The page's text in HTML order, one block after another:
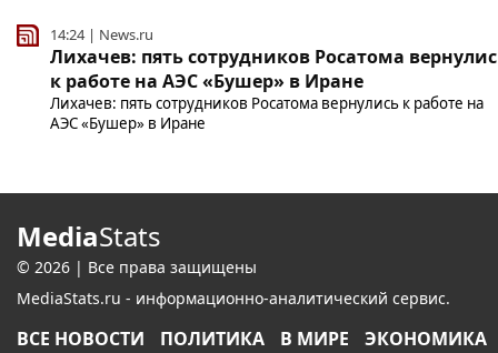
14:24 | News.ru
Лихачев: пять сотрудников Росатома
к работе на АЭС «Бушер» в Иране
Лихачев: пять сотрудников Росатома вернулись к работе на
АЭС «Бушер» в Иране
MediaStats
© 2026 | Все права защищены
MediaStats.ru - информационно-аналитический сервис.
ВСЕ НОВОСТИ ПОЛИТИКА В МИРЕ
ЭКОНОМИКА